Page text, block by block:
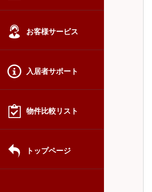
お客様サービス
入居者サポート
物件比較リスト
トップページ